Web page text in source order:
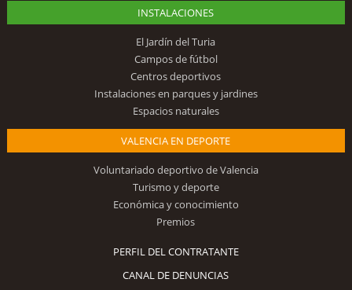
INSTALACIONES
El Jardín del Turia
Campos de fútbol
Centros deportivos
Instalaciones en parques y jardines
Espacios naturales
VALENCIA EN DEPORTE
Voluntariado deportivo de Valencia
Turismo y deporte
Económica y conocimiento
Premios
PERFIL DEL CONTRATANTE
CANAL DE DENUNCIAS